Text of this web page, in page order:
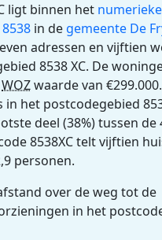
ligt binnen het numerieke
in de gemeente De
adressen en vijftien
8538 XC. De
WOZwaarde van
het postcodegebied
deel (38%) tussen de
8538XC telt vijftien
personen.
over de weg tot de
in het